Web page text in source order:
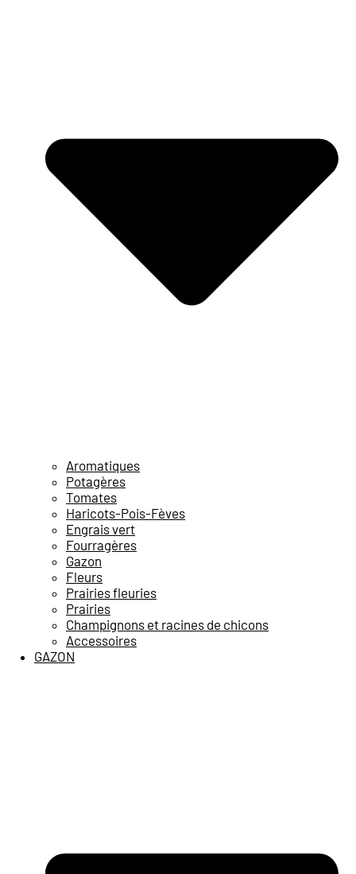
Aromatiques
Potagères
Tomates
Haricots-Pois-Fèves
Engrais vert
Fourragères
Gazon
Fleurs
Prairies fleuries
Prairies
Champignons et racines de chicons
Accessoires
GAZON